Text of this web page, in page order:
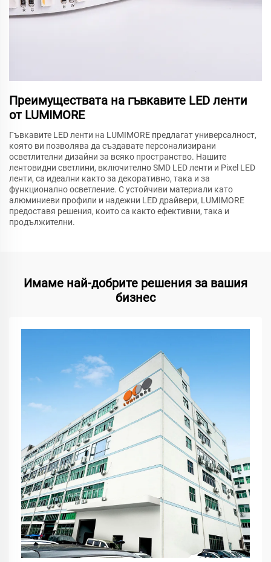
Преимуществата на гъвкавите LED ленти
от LUMIMORE
Гъвкавите LED ленти на LUMIMORE предлагат универсалност,
която ви позволява да създавате персонализирани
осветлителни дизайни за всяко пространство. Нашите
лентовидни светлини, включително SMD LED ленти и Pixel LED
ленти, са идеални както за декоративно, така и за
функционално осветление. С устойчиви материали като
алюминиеви профили и надежни LED драйвери, LUMIMORE
предоставя решения, които са както ефективни, така и
продължителни.
Имаме най-добрите решения за вашия
бизнес